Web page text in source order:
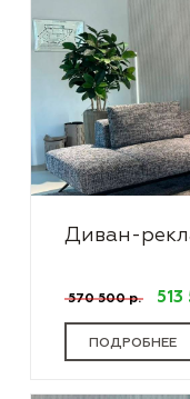
Диван-
570 500 р.
ПОДРОБНЕЕ